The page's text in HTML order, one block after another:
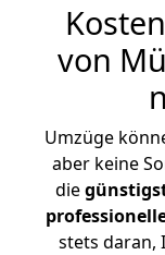
von
Umzüge
aber keine
die
stets daran,